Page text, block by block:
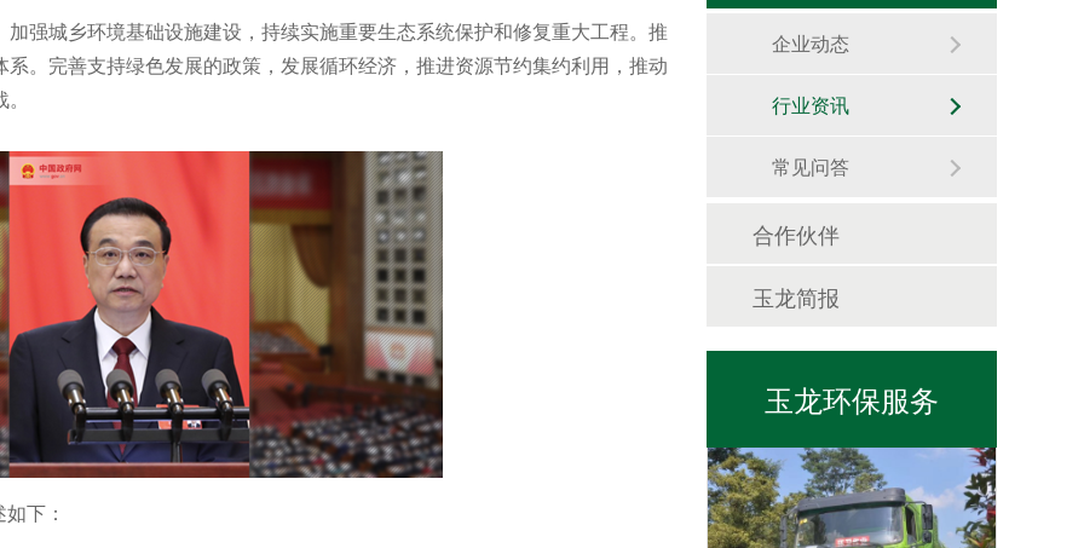
强城乡环境基础设施建设，持续实施重要生态系统保护和修复重大工程。推
。完善支持绿色发展的政策，发展循环经济，推进资源节约集约利用，推动
下：
企业动态
行业资讯
常见问答
合作伙伴
玉龙简报
玉龙环保服务
市政管养一体化